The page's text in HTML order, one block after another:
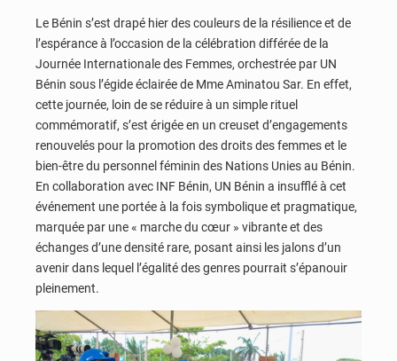
Le Bénin s’est drapé hier des couleurs de la résilience et de
l’espérance à l’occasion de la célébration différée de la
Journée Internationale des Femmes, orchestrée par UN
Bénin sous l’égide éclairée de Mme Aminatou Sar. En effet,
cette journée, loin de se réduire à un simple rituel
commémoratif, s’est érigée en un creuset d’engagements
renouvelés pour la promotion des droits des femmes et le
bien-être du personnel féminin des Nations Unies au Bénin.
En collaboration avec INF Bénin, UN Bénin a insufflé à cet
événement une portée à la fois symbolique et pragmatique,
marquée par une « marche du cœur » vibrante et des
échanges d’une densité rare, posant ainsi les jalons d’un
avenir dans lequel l’égalité des genres pourrait s’épanouir
pleinement.